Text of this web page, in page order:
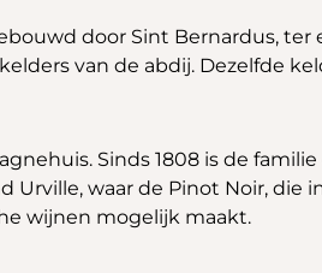
door Sint Bernardus, ter
van de abdij. Dezelfde
Sinds 1808 is de
waar de Pinot Noir, die
wijnen mogelijk maakt.